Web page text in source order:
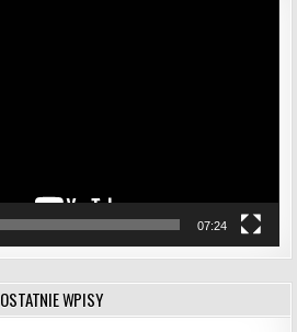
07:24
OSTATNIE WPISY